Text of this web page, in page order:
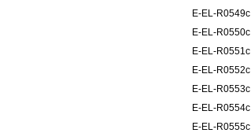
E-EL-R0549c
E-EL-R0550c
E-EL-R0551c
E-EL-R0552c
E-EL-R0553c
E-EL-R0554c
E-EL-R0555c